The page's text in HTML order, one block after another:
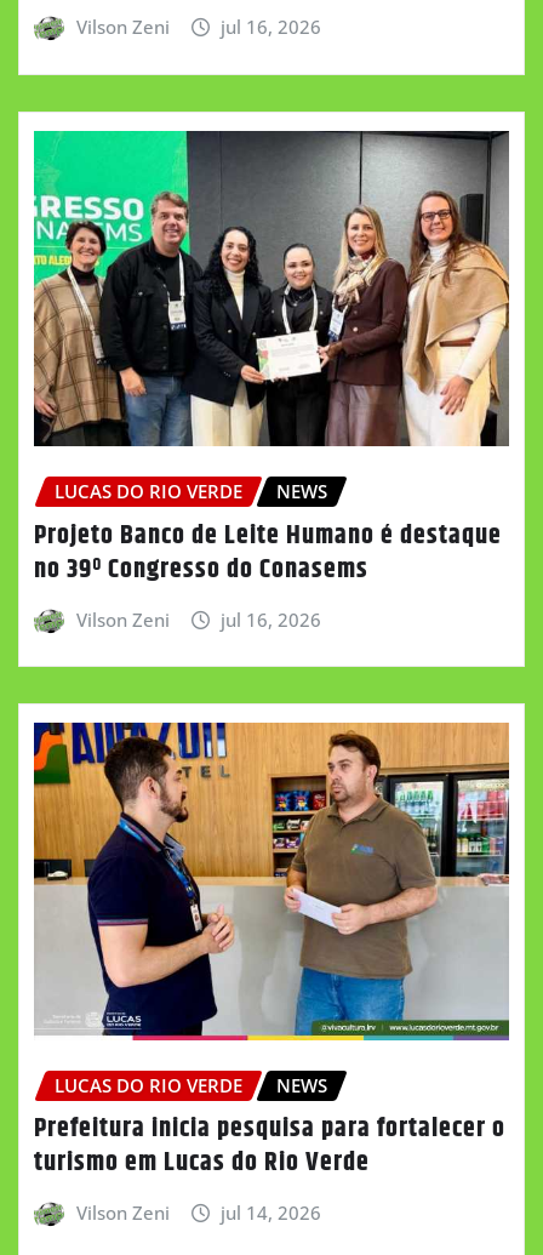
Vilson Zeni jul 16, 2026
LUCAS DO RIO VERDE NEWS
Projeto Banco de Leite Humano é destaque
no 39º Congresso do Conasems
Vilson Zeni jul 16, 2026
LUCAS DO RIO VERDE NEWS
Prefeitura inicia pesquisa para fortalecer o
turismo em Lucas do Rio Verde
Vilson Zeni jul 14, 2026